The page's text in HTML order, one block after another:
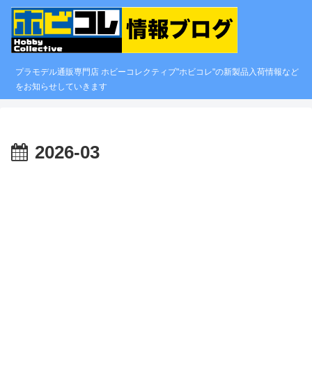
プラモデル通販専門店 ホビーコレクティブ"ホビコレ"の新製品入荷情報など
をお知らせしていきます
2026-03